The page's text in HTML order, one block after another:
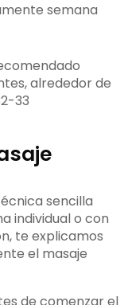
semana
alrededor de
33
sencilla
individual o con
te explicamos
el masaje